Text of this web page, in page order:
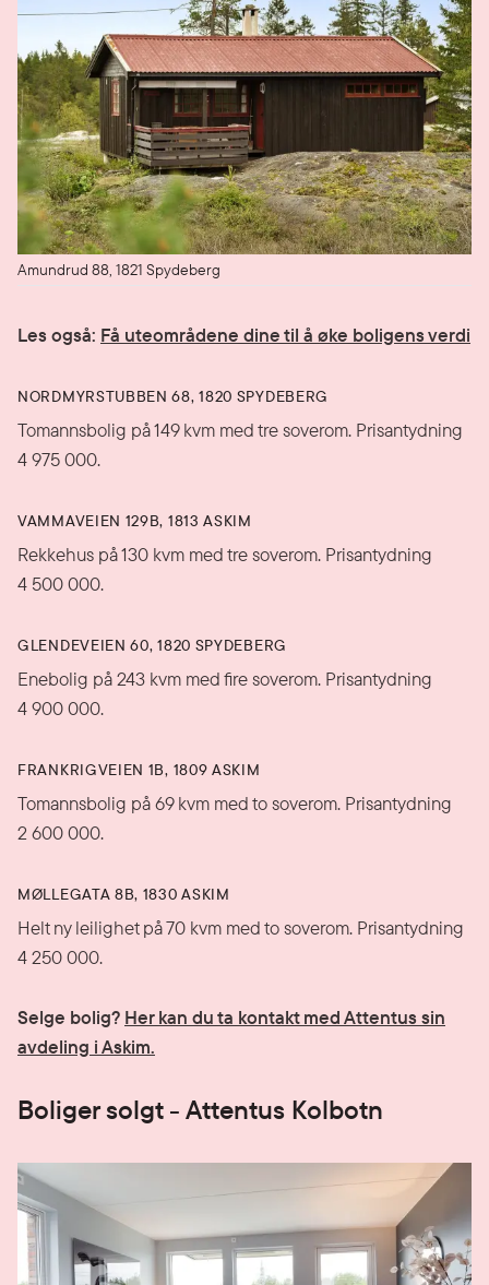
Amundrud 88, 1821 Spydeberg
Les også: Få uteområdene dine til å øke boligens verdi
NORDMYRSTUBBEN 68, 1820 SPYDEBERG
Tomannsbolig på 149 kvm med tre soverom. Prisantydning
4 975 000.
VAMMAVEIEN 129B, 1813 ASKIM
Rekkehus på 130 kvm med tre soverom. Prisantydning
4 500 000.
GLENDEVEIEN 60, 1820 SPYDEBERG
Enebolig på 243 kvm med fire soverom. Prisantydning
4 900 000.
FRANKRIGVEIEN 1B, 1809 ASKIM
Tomannsbolig på 69 kvm med to soverom. Prisantydning
2 600 000.
MØLLEGATA 8B, 1830 ASKIM
Helt ny leilighet på 70 kvm med to soverom. Prisantydning
4 250 000.
Selge bolig? Her kan du ta kontakt med Attentus sin
avdeling i Askim.
Boliger solgt - Attentus Kolbotn